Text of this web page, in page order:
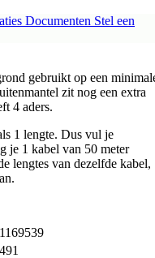
Documenten Stel een
gebruikt op een
zit nog een extra
4 aders.
1 lengte. Dus vul je
je 1 kabel van 50 meter
lengtes van dezelfde kabel,